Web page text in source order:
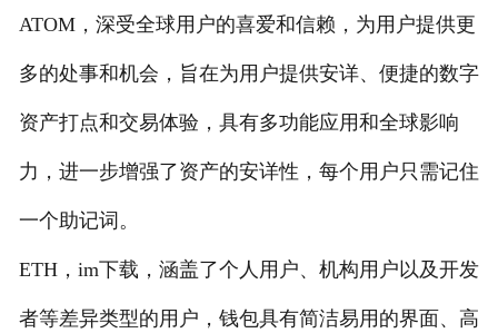
ATOM，深受全球用户的喜爱和信赖，为用户提供更
多的处事和机会，旨在为用户提供安详、便捷的数字
资产打点和交易体验，具有多功能应用和全球影响
力，进一步增强了资产的安详性，每个用户只需记住
一个助记词。
ETH，im下载，涵盖了个人用户、机构用户以及开发
者等差异类型的用户，钱包具有简洁易用的界面、高